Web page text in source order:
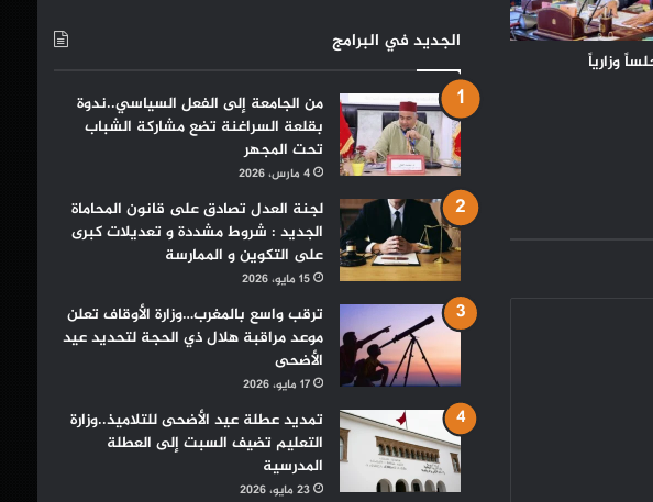
وزارياً
الجديد في البرامج
من الجامعة إلى الفعل السياسي..ندوة
بقلعة السراغنة تضع مشاركة الشباب
تحت المجهر
4 مارس، 2026
لجنة العدل تصادق على قانون المحاماة
الجديد : شروط مشددة و تعديلات كبرى
على التكوين و الممارسة
15 مايو، 2026
ترقب واسع بالمغرب…وزارة الأوقاف تعلن
موعد مراقبة هلال ذي الحجة لتحديد عيد
الأضحى
17 مايو، 2026
تمديد عطلة عيد الأضحى للتلاميذ..وزارة
التعليم تضيف السبت إلى العطلة
المدرسية
23 مايو، 2026